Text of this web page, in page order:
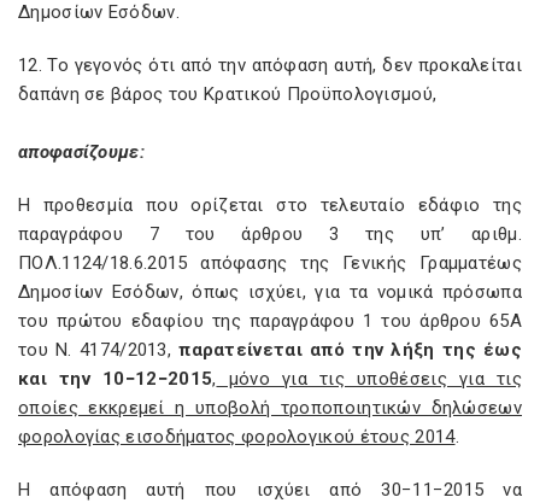
Δημοσίων Εσόδων.
12. Το γεγονός ότι από την απόφαση αυτή, δεν προκαλείται
δαπάνη σε βάρος του Κρατικού Προϋπολογισμού,
αποφασίζουμε:
Η προθεσμία που ορίζεται στο τελευταίο εδάφιο της
παραγράφου 7 του άρθρου 3 της υπ’ αριθμ.
ΠΟΛ.1124/18.6.2015 απόφασης της Γενικής Γραμματέως
Δημοσίων Εσόδων, όπως ισχύει, για τα νομικά πρόσωπα
του πρώτου εδαφίου της παραγράφου 1 του άρθρου 65Α
του Ν. 4174/2013,παρατείνεται από την λήξη της έως
και την 10−12−2015, μόνο για τις υποθέσεις για τις
οποίες εκκρεμεί η υποβολή τροποποιητικών δηλώσεων
φορολογίας εισοδήματος φορολογικού έτους 2014.
Η απόφαση αυτή που ισχύει από 30−11−2015 να